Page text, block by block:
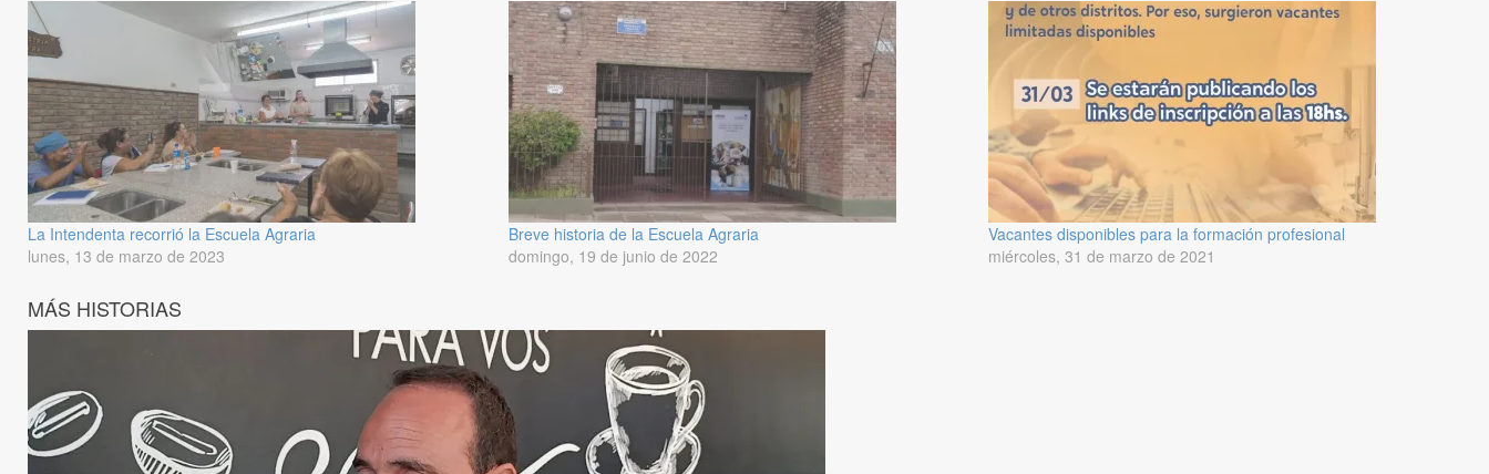
La Intendenta recorrió la Escuela Agraria
lunes, 13 de marzo de 2023
Breve historia de la Escuela Agraria
domingo, 19 de junio de 2022
Vacantes disponibles para la formación profesional
miércoles, 31 de marzo de 2021
MÁS HISTORIAS